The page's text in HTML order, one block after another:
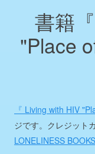
書籍
"Place
『 Living with HIV
ジです。クレジット
LONELINESS BOOKS